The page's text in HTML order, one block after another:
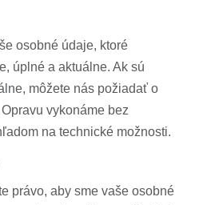
osobné údaje, ktoré
úplné a aktuálne. Ak sú
môžete nás požiadať o
vykonáme bez
na technické možnosti.
právo, aby sme vaše osobné